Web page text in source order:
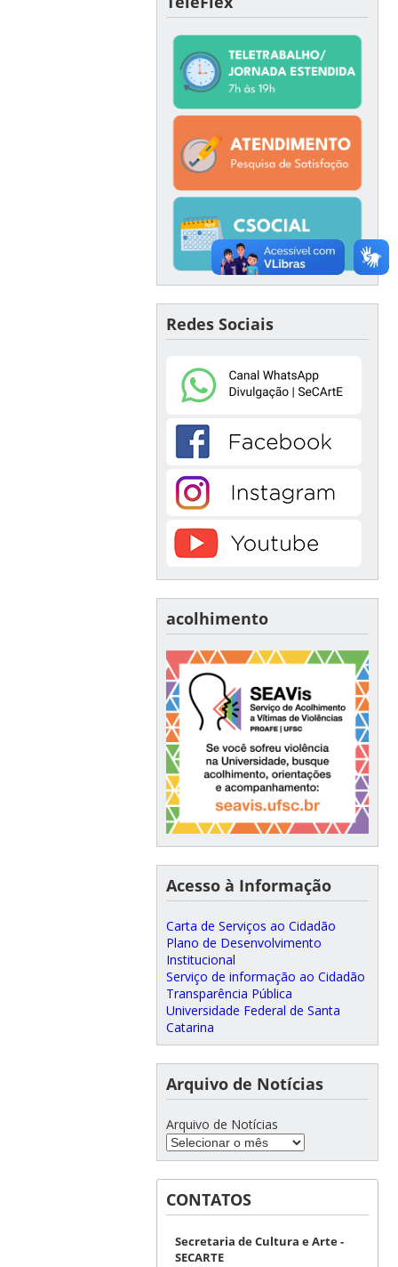
Redes Sociais
acolhimento
Acesso à Informação
Carta de Serviços ao Cidadão
Plano de Desenvolvimento
Institucional
Serviço de informação ao Cidadão
Transparência Pública
Universidade Federal de Santa
Catarina
Arquivo de Notícias
Arquivo de Notícias
CONTATOS
Secretaria de Cultura e Arte -
SECARTE